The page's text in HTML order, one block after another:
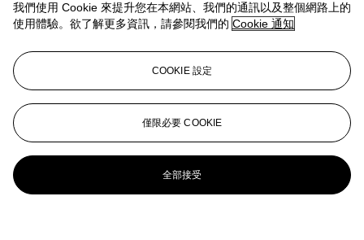
我們使用 Cookie 來提升您在本網站、我們的通訊以及整個網路上的
使用體驗。欲了解更多資訊，請參閱我們的 Cookie 通知
COOKIE 設定
僅限必要 COOKIE
全部接受